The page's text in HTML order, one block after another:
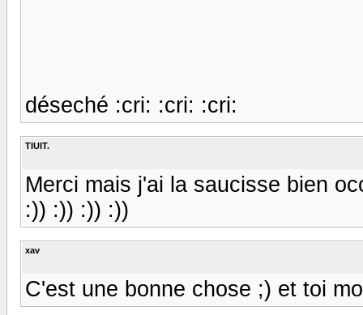
déseché :cri: :cri: :cri:
TIUIT.
Merci mais j'ai la saucisse bien
:)) :)) :)) :))
xav
C'est une bonne chose ;) et toi